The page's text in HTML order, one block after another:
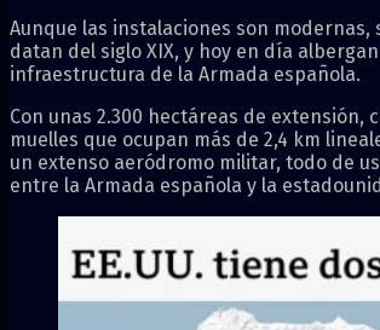
Aunque las instalaciones son modernas,
datan del siglo XIX, y hoy en día
infraestructura de la Armada española.
Con unas 2.300 hectáreas de extensión,
muelles que ocupan más de 2,4 km
un extenso aeródromo militar, todo de
entre la Armada española y la